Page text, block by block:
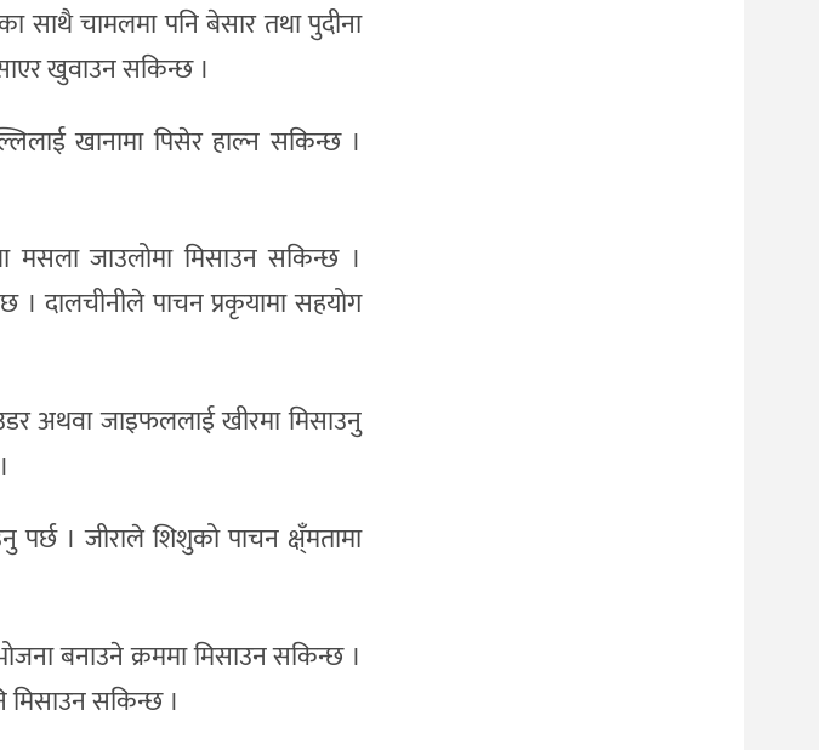
साथै चामलमा पनि बेसार तथा पुदीना
खुवाउन सकिन्छ ।
खानामा पिसेर हाल्न सकिन्छ ।
जाउलोमा मिसाउन सकिन्छ ।
दालचीनीले पाचन प्रकृयामा सहयोग
अथवा जाइफललाई खीरमा मिसाउनु
। जीराले शिशुको पाचन क्ष्ँमतामा
बनाउने क्रममा मिसाउन सकिन्छ ।
मिसाउन सकिन्छ ।